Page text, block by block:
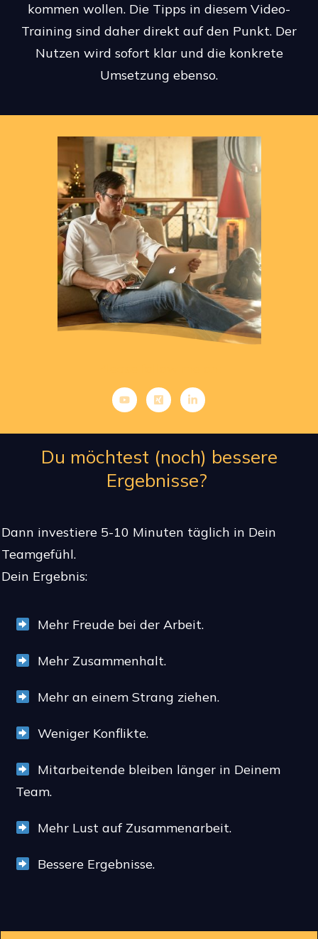
kommen wollen. Die Tipps in diesem Video-
Training sind daher direkt auf den Punkt. Der
Nutzen wird sofort klar und die konkrete
Umsetzung ebenso.
Du möchtest (noch) bessere
Ergebnisse?
Dann investiere 5-10 Minuten täglich in Dein
Teamgefühl.
Dein Ergebnis:
Mehr Freude bei der Arbeit.
Mehr Zusammenhalt.
Mehr an einem Strang ziehen.
Weniger Konflikte.
Mitarbeitende bleiben länger in Deinem
Team.
Mehr Lust auf Zusammenarbeit.
Bessere Ergebnisse.